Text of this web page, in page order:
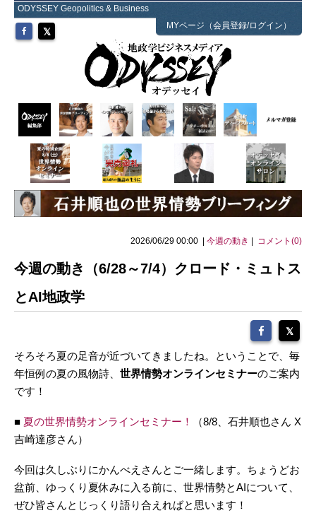
ODYSSEY Geopolitics & Business
MYページ（会員登録/ログイン）
2026/06/29 00:00 | 今週の動き コメント(0)
今週の動き（6/28～7/4）クロード・ミュトス
とAI地政学
そろそろ夏の足音が近づいてきましたね。ということで、毎
年恒例の夏の風物詩、 世界情勢オンラインセミナーのご案内
です！
■ 夏の世界情勢オンラインセミナー！
（8/8、石井順也さん X
吉崎達彦さん）
今回は久しぶりにかんべえさんとご一緒します。ちょうどお
盆前、ゆっくり夏休みに入る前に、世界情勢とAIについて、
ぜひ皆さんとじっくり語り合えればと思います！